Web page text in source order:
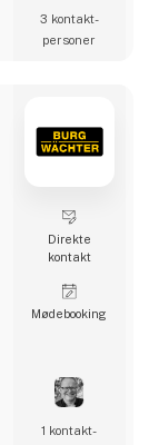
3 kontakt­
personer
Direkte
kontakt
Møde­booking
1 kontakt­